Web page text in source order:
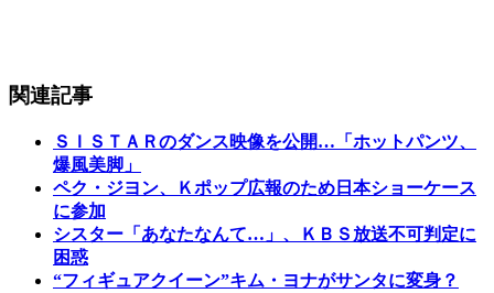
関連記事
ＳＩＳＴＡＲのダンス映像を公開…「ホットパンツ、
爆風美脚」
ペク・ジヨン、Ｋポップ広報のため日本ショーケース
に参加
シスター「あなたなんて…」、ＫＢＳ放送不可判定に
困惑
“フィギュアクイーン”キム・ヨナがサンタに変身？